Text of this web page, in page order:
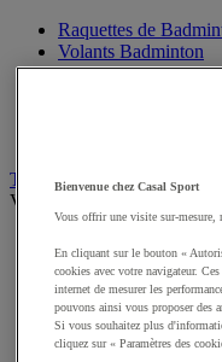
Raquettes de
Volants Badminton
Poteaux de
Tennis de table
Voir tous les produits
Balles Tennis de
Tables de Tennis de
Filets, Poteaux
Packs Tennis de table
Accessoires Tennis
Bienvenue chez Casal Sport
Vous offrir une visite sur-mesure,
En cliquant sur le bouton «
cookies avec votre navigateur.
internet de mesurer les
pouvons ainsi vous proposer des
Si vous souhaitez plus
cliquez sur « Paramètres des